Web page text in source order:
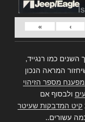
›
»
השנים כמו רנגייד,
המראה הנכון
מספר הזיהוי
ולבסוף אם
קיט המדבקות שעיטר
עשורים..